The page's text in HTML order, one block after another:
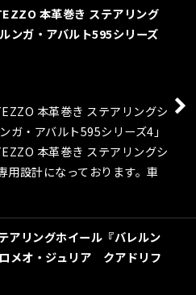
本革巻き ステアリング
ンガ・アバルト595シリーズ
本革巻き ステアリングシ
ガ・アバルト595シリーズ4」
本革巻き ステアリングシ
用設計になっております。車
アリングホイール『バレルン
メオ・ジュリア クアドリフ